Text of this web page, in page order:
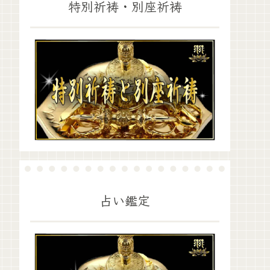
特別祈祷・別座祈祷
占い鑑定